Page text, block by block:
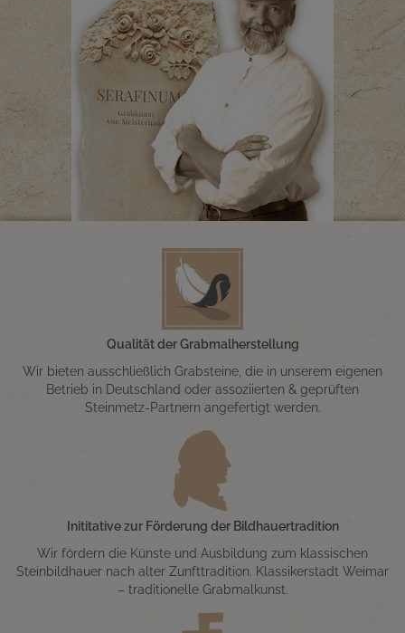
Qualität der Grabmalherstellung
Wir bieten ausschließlich Grabsteine, die in unserem eigenen
Betrieb in Deutschland oder assoziierten & geprüften
Steinmetz-Partnern angefertigt werden.
Inititative zur Förderung der Bildhauertradition
Wir fördern die Künste und Ausbildung zum klassischen
Steinbildhauer nach alter Zunfttradition. Klassikerstadt Weimar
– traditionelle Grabmalkunst.